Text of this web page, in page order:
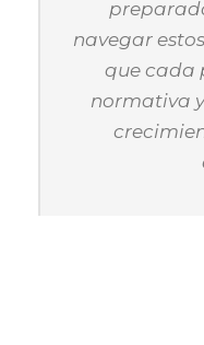
navegar
que cada
normativa